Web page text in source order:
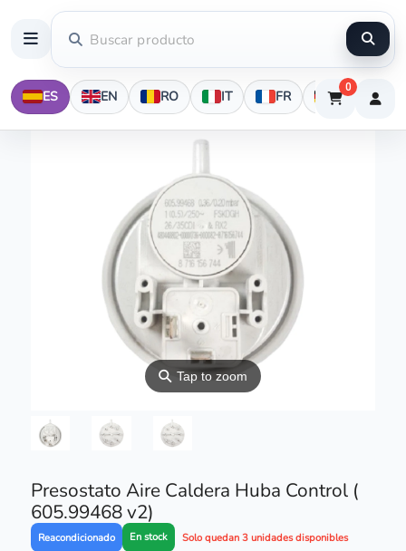
ES EN RO IT FR DE
0
⚲Tap to zoom
Presostato Aire Caldera Huba Control (
605.99468 v2)
Reacondicionado En stock Solo quedan 3 unidades disponibles